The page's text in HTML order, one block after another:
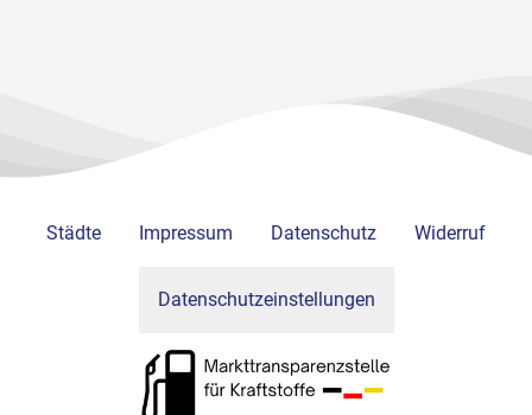
Städte Impressum Datenschutz Widerruf
Datenschutzeinstellungen